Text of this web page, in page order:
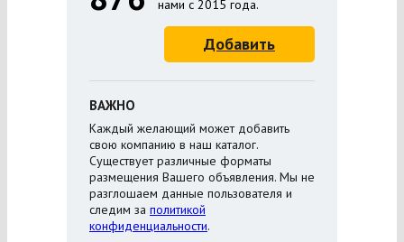
нами с 2015 года.
Добавить
ВАЖНО
Каждый желающий может добавить
свою компанию в наш каталог.
Существует различные форматы
размещения Вашего объявления. Мы не
разглошаем данные пользователя и
следим за политикой
конфиденциальности.